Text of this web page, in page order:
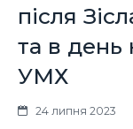
після
та в день
УМХ
24 липня 2023